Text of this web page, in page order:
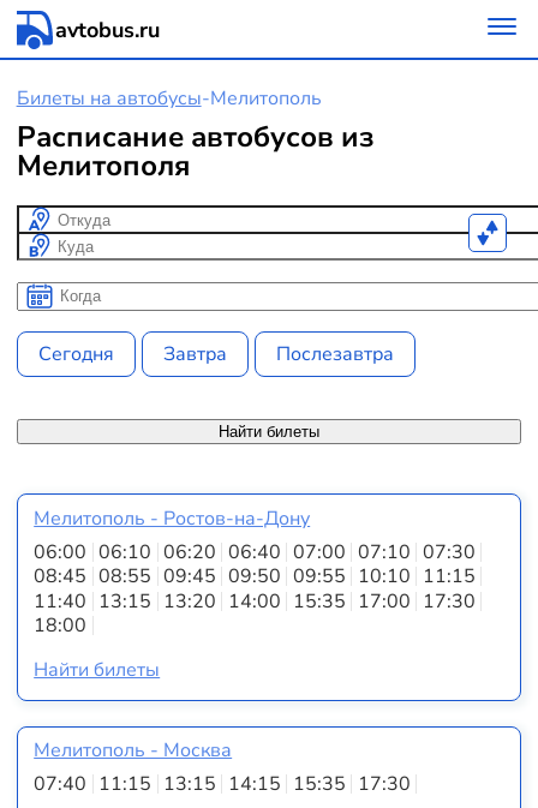
avtobus.ru
Билеты на автобусы-Мелитополь
Расписание автобусов из
Мелитополя
Откуда
Куда
Когда
Когда
Сегодня Завтра Послезавтра
Найти билеты
Мелитополь - Ростов-на-Дону
06:00 06:10 06:20 06:40 07:00 07:10 07:30
08:45 08:55 09:45 09:50 09:55 10:10 11:15
11:40 13:15 13:20 14:00 15:35 17:00 17:30
18:00
Найти билеты
Мелитополь - Москва
07:40 11:15 13:15 14:15 15:35 17:30